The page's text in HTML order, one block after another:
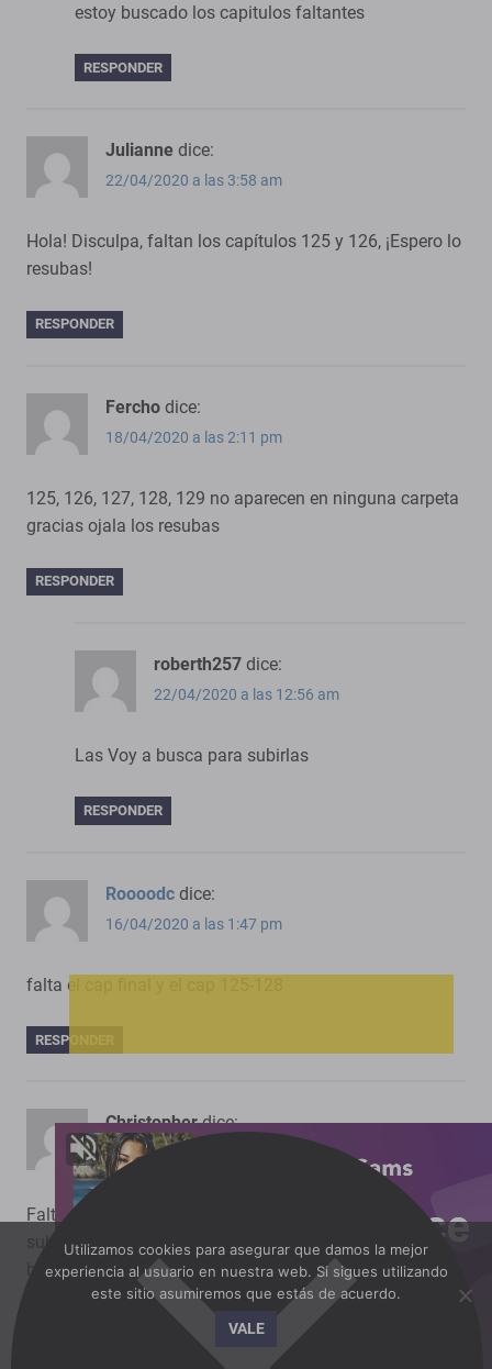
estoy buscado los capitulos faltantes
RESPONDER
Julianne dice:
22/04/2020 a las 3:58 am
Hola! Disculpa, faltan los capítulos 125 y 126, ¡Espero lo
resubas!
RESPONDER
Fercho dice:
18/04/2020 a las 2:11 pm
125, 126, 127, 128, 129 no aparecen en ninguna carpeta
gracias ojala los resubas
RESPONDER
roberth257 dice:
22/04/2020 a las 12:56 am
Las Voy a busca para subirlas
RESPONDER
Roooodc dice:
16/04/2020 a las 1:47 pm
falta el cap final y el cap 125-128
RESPONDER
Christopher dice:
16/04/2020 a las 2:36 am
Faltan los capítulos 125 y 126, por favor si los podría
subir muy amable, por cierto gran aporte la andaba
buscando
Utilizamos cookies para asegurar que damos la mejor
experiencia al usuario en nuestra web. Si sigues utilizando
este sitio asumiremos que estás de acuerdo.
VALE